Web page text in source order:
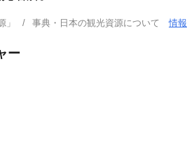
」 事典・日本の観光資源について情報
ー